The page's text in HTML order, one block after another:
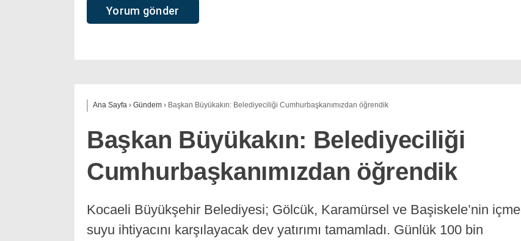
Ana Sayfa › Gündem › Başkan Büyükakın: Belediyeciliği Cumhurbaşkanımızdan öğrendik
Başkan Büyükakın: Belediyeciliği
Cumhurbaşkanımızdan öğrendik
Kocaeli Büyükşehir Belediyesi; Gölcük, Karamürsel ve Başiskele’nin içme
suyu ihtiyacını karşılayacak dev yatırımı tamamladı. Günlük 100 bin